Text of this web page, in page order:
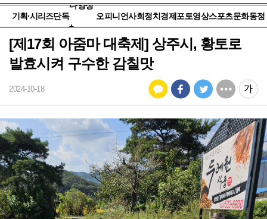
기획·시리즈단독
다양성
+
오피니언사회정치 경제 포토영상스포츠문화동정
[제17회 아줌마 대축제] 상주시, 황토로
발효시켜 구수한 감칠맛
2024-10-18